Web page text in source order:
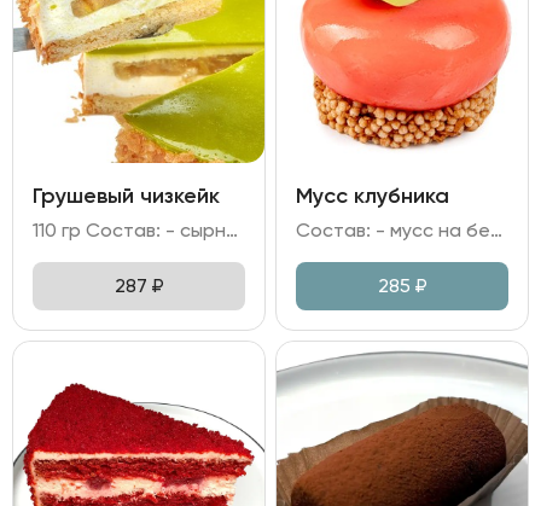
Грушевый чизкейк
110 гр Состав: - сырно-сливочный мусс; - джем грушевый; соленая карамель; - яйцо куриное; сливочное масло; - желатиновая масса; краситель; - песочная основа.
287 ₽
Мусс клубника
Состав: - мусс на белом шоколаде и сливках с начинкой из компоте клубники; - основа из молочного шоколада и рисовых шариков; - глазурью на основе клубничного пюре.
285 ₽